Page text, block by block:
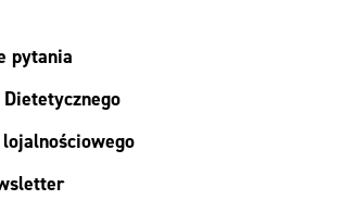
pytania